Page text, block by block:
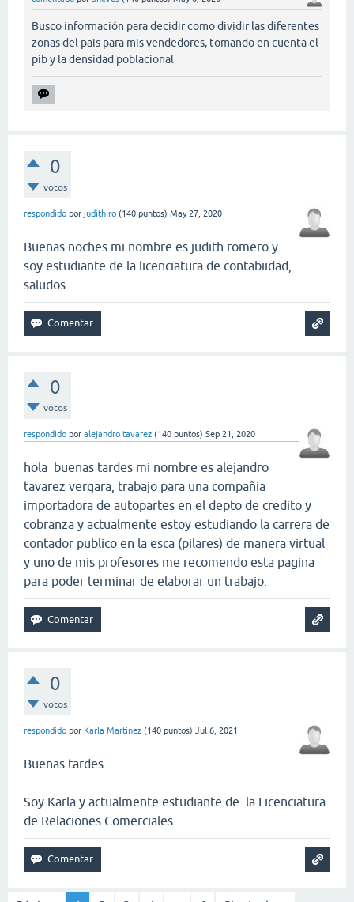
Busco información para decidir como dividir las diferentes
zonas del pais para mis vendedores, tomando en cuenta el
pib y la densidad poblacional
0
votos
respondido por judith ro (140 puntos) May 27, 2020
Buenas noches mi nombre es judith romero y
soy estudiante de la licenciatura de contabiidad,
saludos
0
votos
respondido por alejandro tavarez (140 puntos) Sep 21, 2020
hola buenas tardes mi nombre es alejandro
tavarez vergara, trabajo para una compañia
importadora de autopartes en el depto de credito y
cobranza y actualmente estoy estudiando la carrera de
contador publico en la esca (pilares) de manera virtual
y uno de mis profesores me recomendo esta pagina
para poder terminar de elaborar un trabajo.
0
votos
respondido por Karla Martinez (140 puntos) Jul 6, 2021
Buenas tardes.
Soy Karla y actualmente estudiante de la Licenciatura
de Relaciones Comerciales.